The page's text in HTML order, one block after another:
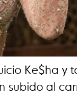
Ke$ha y
subido al